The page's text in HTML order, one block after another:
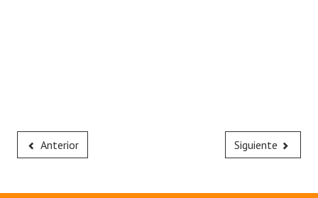
Anterior Siguiente